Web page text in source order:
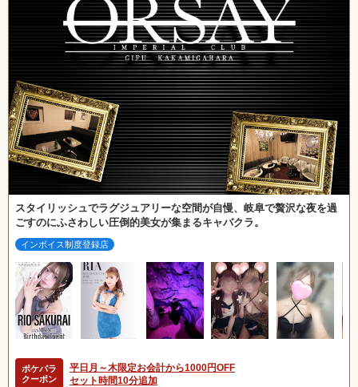
スタイリッシュでラグジュアリーな空間が自慢、岐阜で贅沢な夜を過
ごすのにふさわしい圧倒的美女が集まるキャバクラ。
インボイス制度登録店
ポケパラ
クーポン
平日月～木限定お会計から1000円OFF
セット時間10分追加